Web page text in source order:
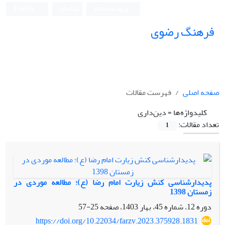
فرهنگ رضوی
صفحه اصلی
فهرست مقالات
کلیدواژه‌ها =دین‌داری
تعداد مقالات:
1
پدیدارشناسی کنش زیارت امام رضا (ع)؛ مطالعه موردی در
زمستان 1398
دوره 12، شماره 45، بهار 1403، صفحه
25-57
https://doi.org/10.22034/farzv.2023.375928.1831